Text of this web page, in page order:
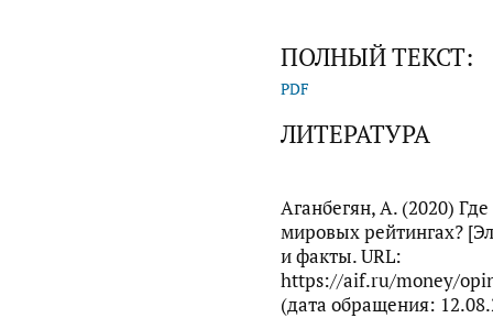
ПОЛНЫЙ ТЕКСТ:
PDF
ЛИТЕРАТУРА
Аганбегян, А. (2020)
мировых рейтингах?
и факты. URL:
https://aif.ru/money/
(дата обращения: